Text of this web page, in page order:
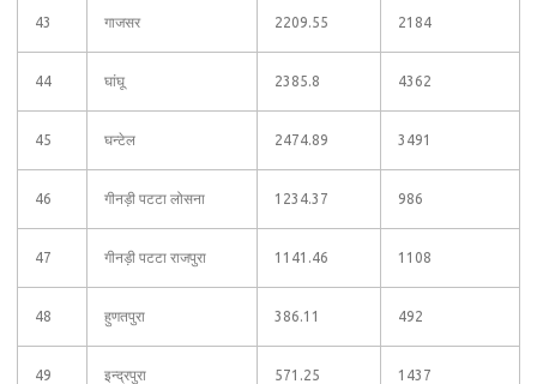
43 गाजसर 2209.55 2184
44 घांघू 2385.8 4362
45 घन्टेल 2474.89 3491
46 गीनड़ी पटटा लोसना 1234.37 986
47 गीनड़ी पटटा राजपुरा 1141.46 1108
48 हुणतपुरा 386.11 492
49 इन्द्रपुरा 571.25 1437